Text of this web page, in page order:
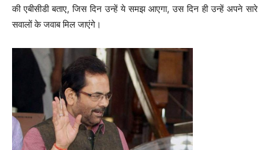
की एबीसीडी बताए, जिस दिन उन्हें ये समझ आएगा, उस दिन ही उन्हें अपने सारे
सवालों के जवाब मिल जाएंगे।